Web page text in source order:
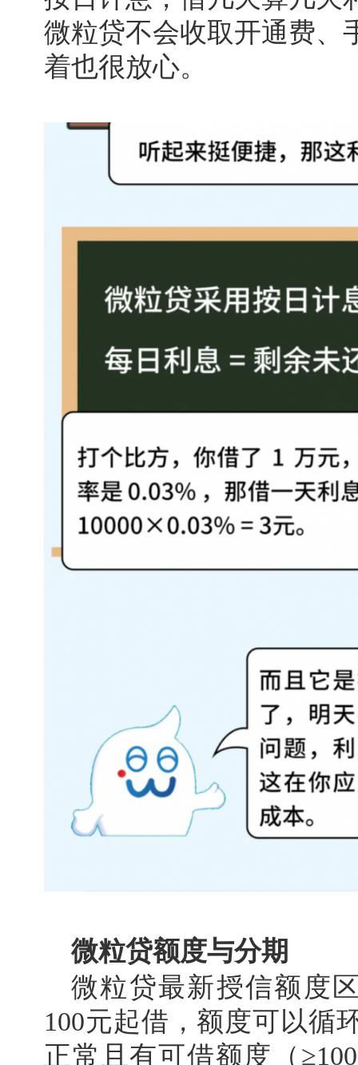
微粒贷不会收取开通费、
着也很放心。
微粒贷额度与分期
微粒贷最新授信额度
100元起借，额度可以循
正常且有可借额度（